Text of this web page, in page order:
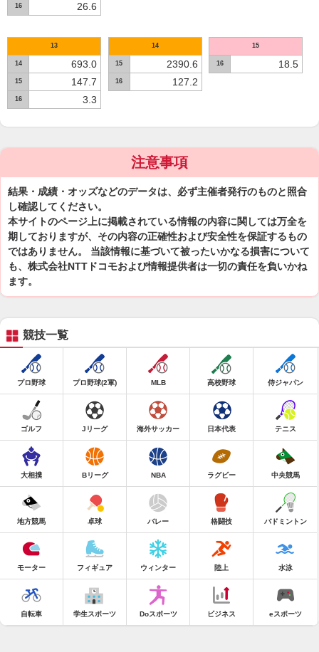
16 26.6
13
14 693.0
15 147.7
16 3.3
14
15 2390.6
16 127.2
15
16 18.5
注意事項
結果・成績・オッズなどのデータは、必ず主催者発行のものと照合
し確認してください。
本サイトのページ上に掲載されている情報の内容に関しては万全を
期しておりますが、その内容の正確性および安全性を保証するもの
ではありません。 当該情報に基づいて被ったいかなる損害について
も、株式会社NTTドコモおよび情報提供者は一切の責任を負いかね
ます。
競技一覧
プロ野球 プロ野球(2軍) MLB 高校野球 侍ジャパン
ゴルフ Jリーグ 海外サッカー 日本代表 テニス
大相撲 Bリーグ NBA ラグビー 中央競馬
地方競馬 卓球 バレー 格闘技 バドミントン
モーター フィギュア ウィンター 陸上 水泳
自転車 学生スポーツ Doスポーツ ビジネス eスポーツ